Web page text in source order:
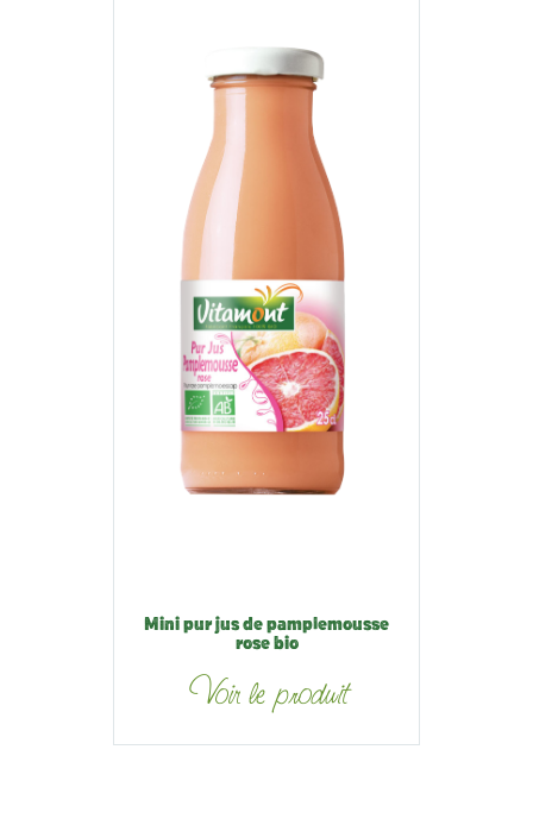
Mini pur jus de pamplemousse
rose bio
Voir le produit